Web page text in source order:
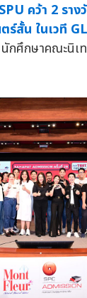
คว้า 2 ราง
สั้น ในเวที
ศึกษาคณะนิเ